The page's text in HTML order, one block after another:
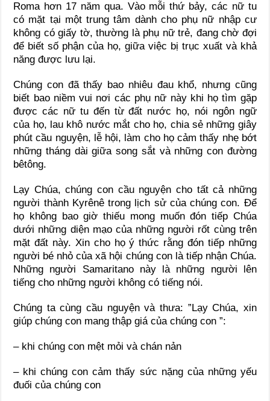
Roma hơn 17 năm qua. Vào mỗi thứ bảy, các nữ tu
có mặt tại một trung tâm dành cho phụ nữ nhập cư
không có giấy tờ, thường là phụ nữ trẻ, đang chờ đợi
để biết số phận của họ, giữa việc bị trục xuất và khả
năng được lưu lại.
Chúng con đã thấy bao nhiêu đau khổ, nhưng cũng
biết bao niềm vui nơi các phụ nữ này khi họ tìm gặp
được các nữ tu đến từ đất nước họ, nói ngôn ngữ
của họ, lau khô nước mắt cho họ, chia sẻ những giây
phút cầu nguyện, lễ hội, làm cho họ cảm thấy nhẹ bớt
những tháng dài giữa song sắt và những con đường
bêtông.
Lạy Chúa, chúng con cầu nguyện cho tất cả những
người thành Kyrênê trong lịch sử của chúng con. Để
họ không bao giờ thiếu mong muốn đón tiếp Chúa
dưới những diện mạo của những người rốt cùng trên
mặt đất này. Xin cho họ ý thức rằng đón tiếp những
người bé nhỏ của xã hội chúng con là tiếp nhận Chúa.
Những người Samaritano này là những người lên
tiếng cho những người không có tiếng nói.
Chúng ta cùng cầu nguyện và thưa: ”Lạy Chúa, xin
giúp chúng con mang thập giá của chúng con ”:
– khi chúng con mệt mỏi và chán nản
– khi chúng con cảm thấy sức nặng của những yếu
đuối của chúng con